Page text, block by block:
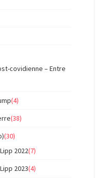
covidienne – Entre
(4)
(38)
(30)
2022(7)
2023(4)